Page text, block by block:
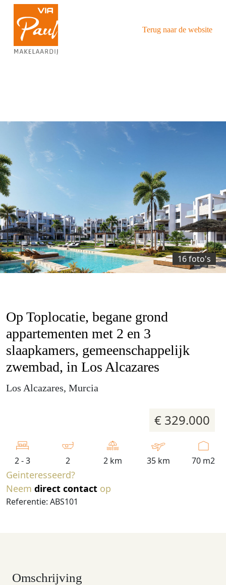
Terug naar de website
16 foto's
Op Toplocatie, begane grond
appartementen met 2 en 3
slaapkamers, gemeenschappelijk
zwembad, in Los Alcazares
Los Alcazares, Murcia
€ 329.000
2 - 3 2 2 km 35 km 70 m2
Geinteresseerd?
Neem direct contact op
Referentie: ABS101
Omschrijving